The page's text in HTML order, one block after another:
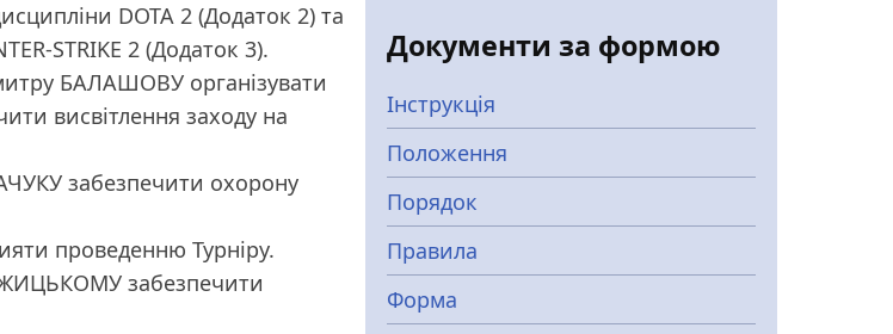
DOTA 2 (Додаток 2) та
STRIKE 2 (Додаток 3).
БАЛАШОВУ організувати
висвітлення заходу на
забезпечити охорону
проведенню Турніру.
забезпечити
Документи за формою
Інструкція
Положення
Порядок
Правила
Форма